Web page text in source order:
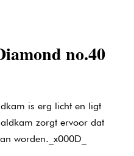
no.40
is erg licht en ligt
zorgt ervoor dat
worden._x000D_